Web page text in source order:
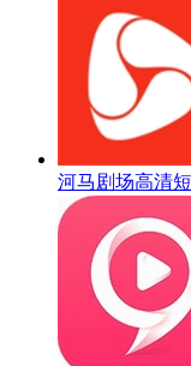
河马剧场高清